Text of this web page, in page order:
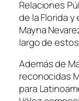
Relaciones
de la Florida
Mayna
largo de
Además de
reconocidas
para